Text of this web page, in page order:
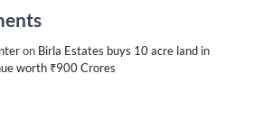
on Birla Estates buys 10 acre land in
worth ₹900 Crores